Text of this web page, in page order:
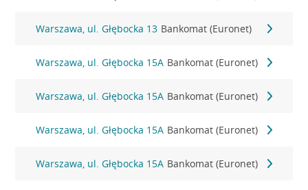
Warszawa, ul. Głębocka 13 Bankomat (Euronet)
Warszawa, ul. Głębocka 15A Bankomat (Euronet)
Warszawa, ul. Głębocka 15A Bankomat (Euronet)
Warszawa, ul. Głębocka 15A Bankomat (Euronet)
Warszawa, ul. Głębocka 15A Bankomat (Euronet)